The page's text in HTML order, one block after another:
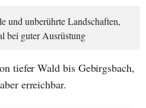
und unberührte Landschaften,
bei guter Ausrüstung
tiefer Wald bis Gebirgsbach,
erreichbar.